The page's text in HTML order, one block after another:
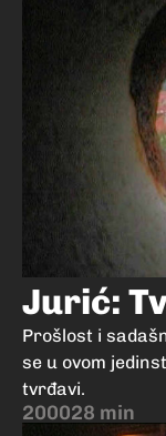
Jurić:
Prošlost i
se u ovom
tvrđavi.
200028 min